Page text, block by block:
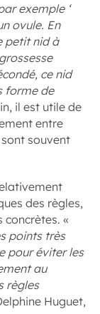
exemple ‘
ovule. En
petit nid à
ce nid
forme de
il est utile de
entre
souvent
des règles,
«
points très
pour éviter les
au
règles
Huguet,